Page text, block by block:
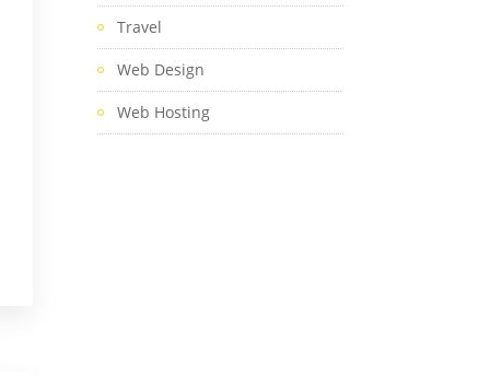
Travel
Web Design
Web Hosting